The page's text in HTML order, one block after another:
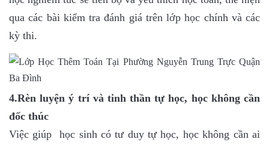
qua các bài kiểm tra đánh giá trên lớp học chính và các
kỳ thi.
4.Rèn luyện ý trí và tinh thần tự học, học không cần
đốc thúc
Việc giúp học sinh có tư duy tự học, học không cần ai